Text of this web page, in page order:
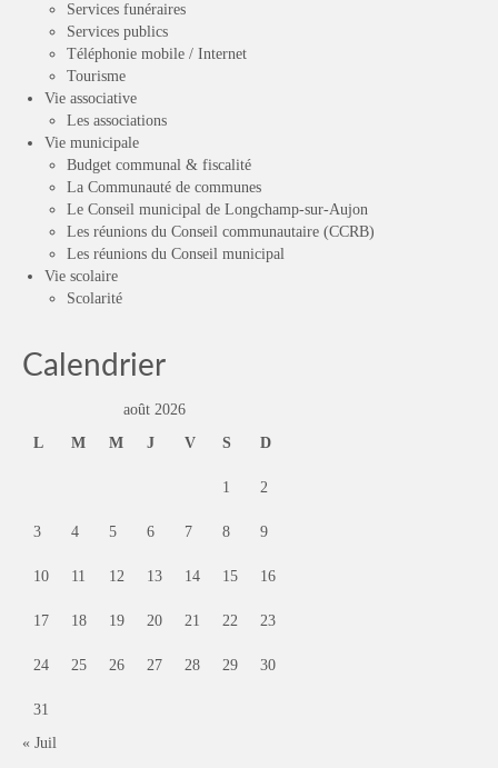
Services funéraires
Services publics
Téléphonie mobile / Internet
Tourisme
Vie associative
Les associations
Vie municipale
Budget communal & fiscalité
La Communauté de communes
Le Conseil municipal de Longchamp-sur-Aujon
Les réunions du Conseil communautaire (CCRB)
Les réunions du Conseil municipal
Vie scolaire
Scolarité
Calendrier
août 2026
L
M M J V S D
1 2
3 4 5 6 7 8 9
10 11 12 13 14 15 16
17 18 19 20 21 22 23
24 25 26 27 28 29 30
31
« Juil